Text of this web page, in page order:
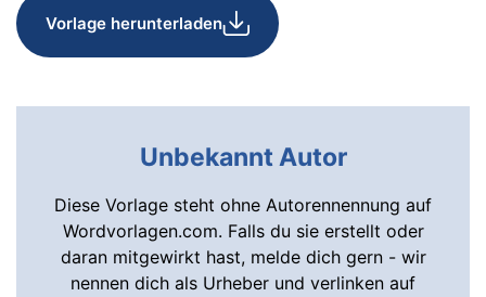
Vorlage herunterladen
Unbekannt Autor
Diese Vorlage steht ohne Autorennennung auf
Wordvorlagen.com. Falls du sie erstellt oder
daran mitgewirkt hast, melde dich gern - wir
nennen dich als Urheber und verlinken auf